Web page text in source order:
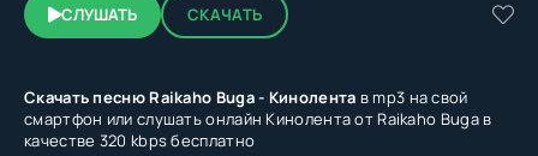
СЛУШАТЬ СКАЧАТЬ
Скачать песню Raikaho Buga - Кинолента в mp3 на свой
смартфон или слушать онлайн Кинолента от Raikaho Buga в
качестве 320 kbps бесплатно